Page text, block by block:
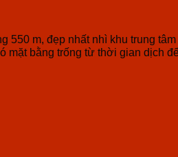
m, đẹp nhất nhì khu trung
mặt bằng trống từ thời gian dịch